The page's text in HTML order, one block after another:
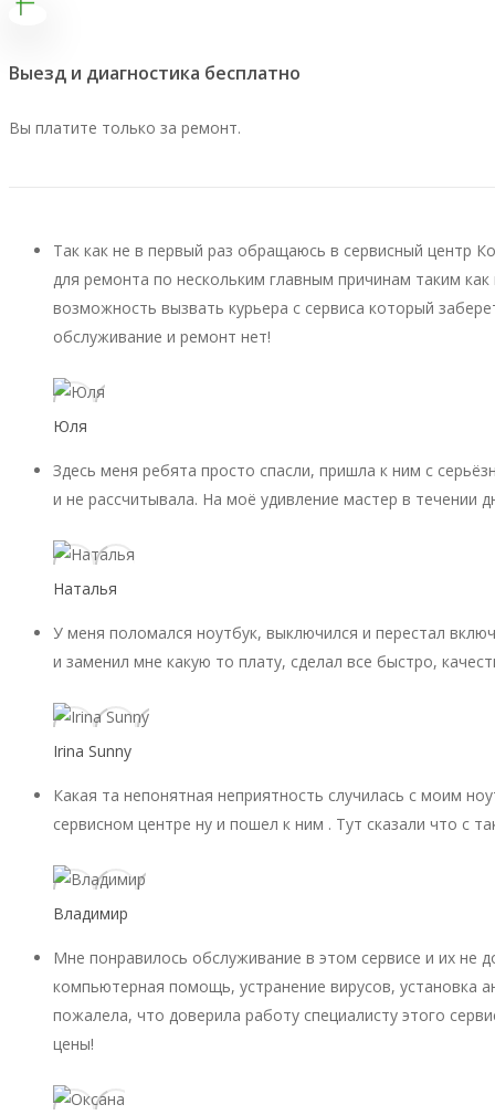
Выезд и диагностика бесплатно
Вы платите только за ремонт.
Так как не в первый раз обращаюсь в сервисный центр
для ремонта по нескольким главным причинам таким
возможность вызвать курьера с сервиса который
обслуживание и ремонт нет!
Юля
Здесь меня ребята просто спасли, пришла к ним с
и не рассчитывала. На моё удивление мастер в течении
Наталья
У меня поломался ноутбук, выключился и перестал
и заменил мне какую то плату, сделал все быстро,
Irina Sunny
Какая та непонятная неприятность случилась с моим
сервисном центре ну и пошел к ним . Тут сказали что с
Владимир
Мне понравилось обслуживание в этом сервисе и их не
компьютерная помощь, устранение вирусов, установка
пожалела, что доверила работу специалисту этого
цены!